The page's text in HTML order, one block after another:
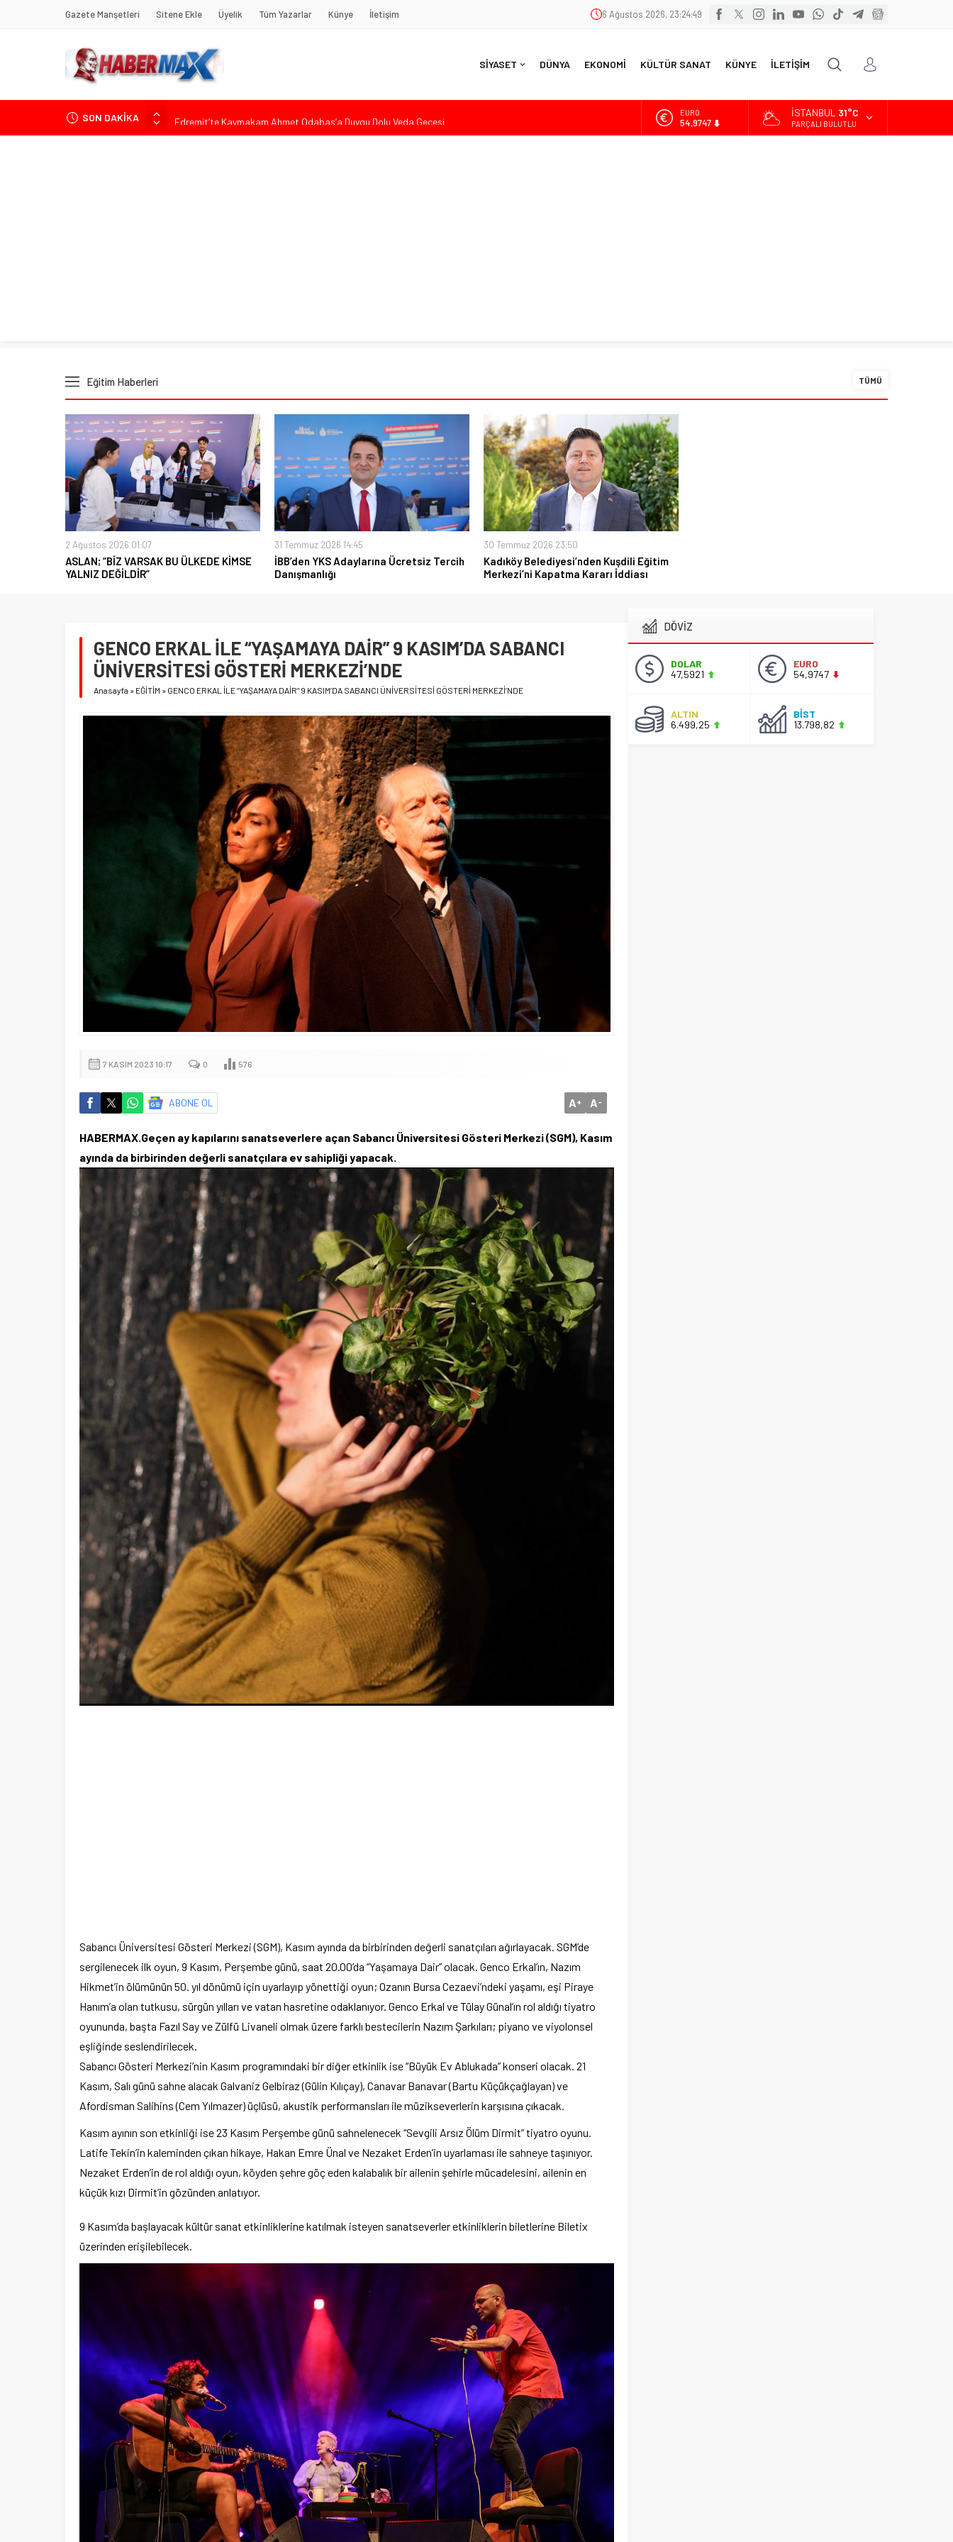
Gazete Manşetleri Sitene Ekle Üyelik Tüm Yazarlar Künye İletişim 6 Ağustos 2026, 23:24:51
SİYASET DÜNYA EKONOMİ KÜLTÜR SANAT KÜNYE İLETİŞİM
SON DAKİKA
Edremit’te Kaymakam Ahmet Odabaş’a Duygu Dolu Veda Gecesi
Tarihçi Yusuf Halaçoğlu’ndan TBMM’ye Sunulan Yasa Teklifine Sert Eleştiri: “Osmanlı’nın Hukuk Anlayışının
ALTIN
6.499,25
İSTANBUL 31°C
PARÇALI BULUTLU
Eğitim Haberleri TÜMÜ
2 Ağustos 2026 01:07
ASLAN; “BİZ VARSAK BU ÜLKEDE KİMSE
YALNIZ DEĞİLDİR”
31 Temmuz 2026 14:45
İBB’den YKS Adaylarına Ücretsiz Tercih
Danışmanlığı
30 Temmuz 2026 23:50
Kadıköy Belediyesi’nden Kuşdili Eğitim
Merkezi’ni Kapatma Kararı İddiası
GENCO ERKAL İLE “YAŞAMAYA DAİR” 9 KASIM’DA SABANCI
ÜNİVERSİTESİ GÖSTERİ MERKEZİ’NDE
Anasayfa » EĞİTİM » GENCO ERKAL İLE “YAŞAMAYA DAİR” 9 KASIM’DA SABANCI ÜNİVERSİTESİ GÖSTERİ MERKEZİ’NDE
7 KASIM 2023 10:17 0 576
ABONE OL A+ A-
HABERMAX.Geçen ay kapılarını sanatseverlere açan Sabancı Üniversitesi Gösteri Merkezi (SGM), Kasım
ayında da birbirinden değerli sanatçılara ev sahipliği yapacak.
Sabancı Üniversitesi Gösteri Merkezi (SGM), Kasım ayında da birbirinden değerli sanatçıları ağırlayacak. SGM’de
sergilenecek ilk oyun, 9 Kasım, Perşembe günü, saat 20.00’da “Yaşamaya Dair” olacak. Genco Erkal’ın, Nazım
Hikmet’in ölümünün 50. yıl dönümü için uyarlayıp yönettiği oyun; Ozanın Bursa Cezaevi’ndeki yaşamı, eşi Piraye
Hanım’a olan tutkusu, sürgün yılları ve vatan hasretine odaklanıyor. Genco Erkal ve Tülay Günal’ın rol aldığı tiyatro
oyununda, başta Fazıl Say ve Zülfü Livaneli olmak üzere farklı bestecilerin Nazım Şarkıları; piyano ve viyolonsel
eşliğinde seslendirilecek.
Sabancı Gösteri Merkezi’nin Kasım programındaki bir diğer etkinlik ise “Büyük Ev Ablukada” konseri olacak. 21
Kasım, Salı günü sahne alacak Galvaniz Gelbiraz (Gülin Kılıçay), Canavar Banavar (Bartu Küçükçağlayan) ve
Afordisman Salihins (Cem Yılmazer) üçlüsü, akustik performansları ile müzikseverlerin karşısına çıkacak.
Kasım ayının son etkinliği ise 23 Kasım Perşembe günü sahnelenecek “Sevgili Arsız Ölüm Dirmit” tiyatro oyunu.
Latife Tekin’in kaleminden çıkan hikaye, Hakan Emre Ünal ve Nezaket Erden’in uyarlaması ile sahneye taşınıyor.
Nezaket Erden’in de rol aldığı oyun, köyden şehre göç eden kalabalık bir ailenin şehirle mücadelesini, ailenin en
küçük kızı Dirmit’in gözünden anlatıyor.
9 Kasım’da başlayacak kültür sanat etkinliklerine katılmak isteyen sanatseverler etkinliklerin biletlerine Biletix
üzerinden erişilebilecek.
DÖVİZ
DOLAR
47,5921
EURO
54,9747
ALTIN
6.499,25
BİST
13.798,82